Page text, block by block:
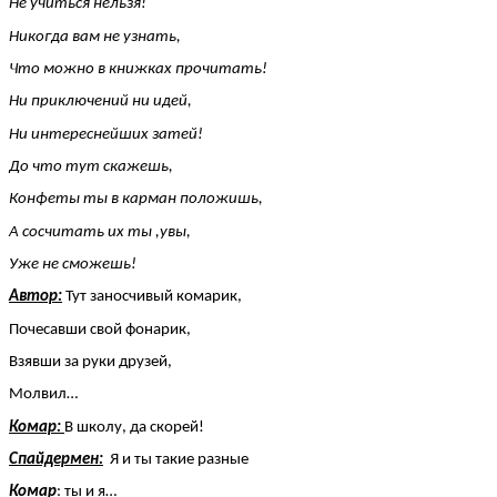
Не учиться нельзя!
Никогда вам не узнать,
Что можно в книжках прочитать!
Ни приключений ни идей,
Ни интереснейших затей!
До что тут скажешь,
Конфеты ты в карман положишь,
А сосчитать их ты ,увы,
Уже не сможешь!
Автор: Тут заносчивый комарик,
Почесавши свой фонарик,
Взявши за руки друзей,
Молвил…
Комар: В школу, да скорей!
Спайдермен: Я и ты такие разные
Комар: ты и я…